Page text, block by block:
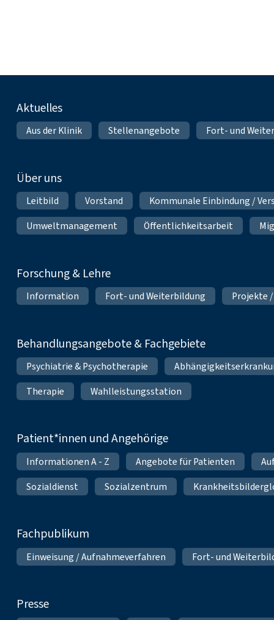
Fußnavigation
Aktuelles
Aus der Klinik Stellenangebote Fort- und
Über uns
Leitbild Vorstand
Kommunale Einbindung /
Umweltmanagement
Öffentlichkeitsarbeit
Forschung & Lehre
Information Fort- und Weiterbildung Projekte
Behandlungsangebote & Fachgebiete
Psychiatrie & Psychotherapie
Therapie
Wahlleistungsstation
Patient*innen und Angehörige
Informationen A - Z Angebote für Patienten
Sozialdienst
Sozialzentrum
Fachpublikum
Einweisung / Aufnahmeverfahren Fort- und
Presse